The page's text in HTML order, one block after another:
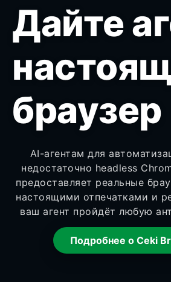
Дайте
браузер
AI-агентам для
недостаточно headless
предоставляет реальные
настоящими отпечатками и
ваш агент пройдёт любую
Подробнее о Ceki